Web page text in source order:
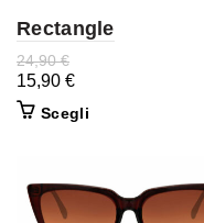
Rectangle
24,90€
15,90 €
Scegli